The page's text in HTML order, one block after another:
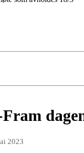
2023